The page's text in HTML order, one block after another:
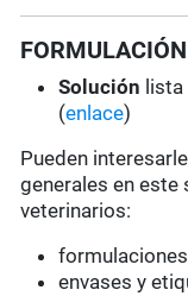
FORMULACIÓN
Solución
(enlace)
Pueden
generales en
veterinarios:
envases y